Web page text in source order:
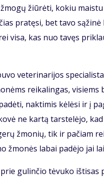
žiū­rė­ti, ko­kiu
pra­tę­si, bet ta­vo są­ži­nė
vi­sa, kas nuo ta­vęs
ve­te­ri­na­ri­jos
rei­ka­lin­gas, vi­siems
nak­ti­mis kė­lė­si ir į
ne kar­tą tars­te­lė­jo,
žmo­nių, tik ir pa­čiam
žmo­nės la­bai pa­dė­jo jai
prie gu­lin­čio tė­vu­ko iš­ti­sas